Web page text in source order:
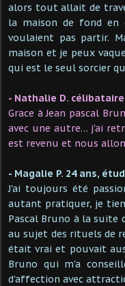
alors tout allait de
la maison de fond en
voulaient pas partir.
maison et je peux
qui est le seul sorcier
- Nathalie D.
Grace à Jean pascal
avec une autre… j'ai
est revenu et nous
- Magalie P. 24 ans,
J'ai toujours été
autant pratiquer, je
Pascal Bruno à la suite
au sujet des rituels de
était vrai et pouvait
Bruno qui m'a
d'affection avec